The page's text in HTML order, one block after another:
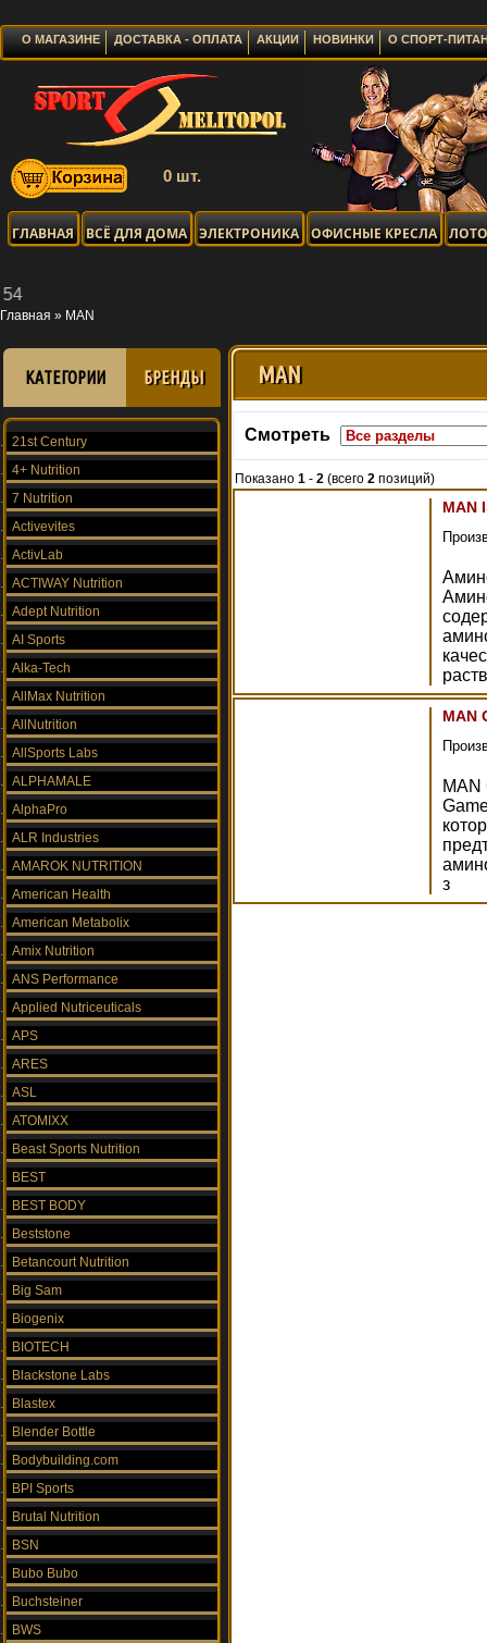
О МАГАЗИНЕ ДОСТАВКА - ОПЛАТА АКЦИИ НОВИНКИ О СПОРТ-
0 шт.
ГЛАВНАЯ ВСЁ ДЛЯ ДОМА ЭЛЕКТРОНИКА ОФИСНЫЕ КРЕСЛА
Главная » MAN
КАТЕГОРИИ БРЕНДЫ
21st Century
4+ Nutrition
7 Nutrition
Activevites
ActivLab
ACTIWAY Nutrition
Adept Nutrition
AI Sports
Alka-Tech
AllMax Nutrition
AllNutrition
AllSports Labs
ALPHAMALE
AlphaPro
ALR Industries
AMAROK NUTRITION
American Health
American Metabolix
Amix Nutrition
ANS Performance
Applied Nutriceuticals
APS
ARES
ASL
ATOMIXX
Beast Sports Nutrition
BEST
BEST BODY
Beststone
Betancourt Nutrition
Big Sam
Biogenix
BIOTECH
Blackstone Labs
Blastex
Blender Bottle
Bodybuilding.com
BPI Sports
Brutal Nutrition
BSN
Bubo Bubo
Buchsteiner
BWS
MAN
Смотреть
Показано 1 - 2 (всего 2 позиций)
MAN
MAN
MAN
з